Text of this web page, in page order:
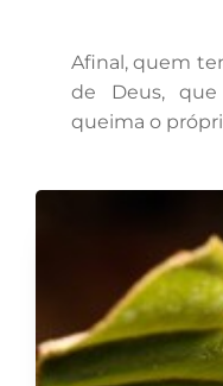
Afinal, quem
de Deus,
queima o